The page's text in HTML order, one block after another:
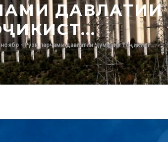
ноябр - Рӯзи парчами давлатии Ҷумҳурии Тоҷикист...